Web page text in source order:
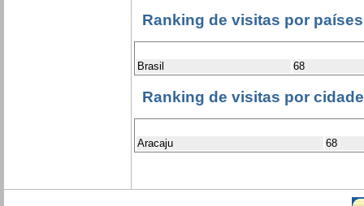
Ranking de visitas por países
Brasil 68
Ranking de visitas por
Aracaju 68